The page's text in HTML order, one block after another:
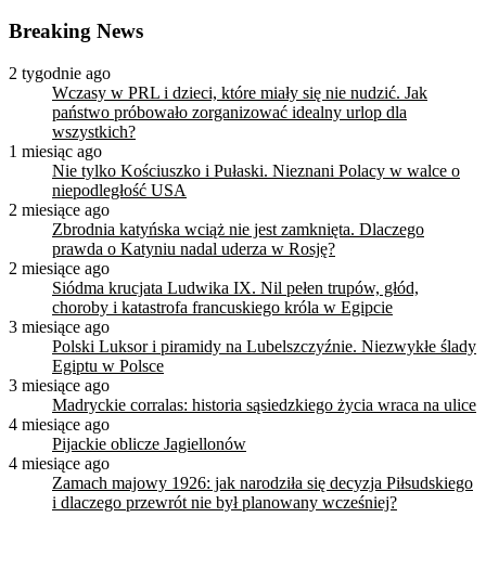
Breaking News
2 tygodnie ago
Wczasy w PRL i dzieci, które miały się nie nudzić. Jak
państwo próbowało zorganizować idealny urlop dla
wszystkich?
1 miesiąc ago
Nie tylko Kościuszko i Pułaski. Nieznani Polacy w walce o
niepodległość USA
2 miesiące ago
Zbrodnia katyńska wciąż nie jest zamknięta. Dlaczego
prawda o Katyniu nadal uderza w Rosję?
2 miesiące ago
Siódma krucjata Ludwika IX. Nil pełen trupów, głód,
choroby i katastrofa francuskiego króla w Egipcie
3 miesiące ago
Polski Luksor i piramidy na Lubelszczyźnie. Niezwykłe ślady
Egiptu w Polsce
3 miesiące ago
Madryckie corralas: historia sąsiedzkiego życia wraca na ulice
4 miesiące ago
Pijackie oblicze Jagiellonów
4 miesiące ago
Zamach majowy 1926: jak narodziła się decyzja Piłsudskiego
i dlaczego przewrót nie był planowany wcześniej?